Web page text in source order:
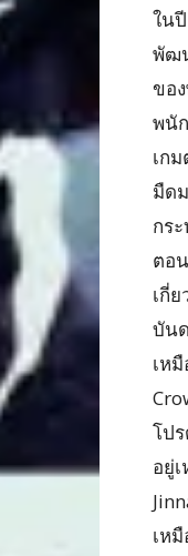
ใน
พัฒ
ขอ
พนั
เก
มืด
กร
ตอ
เกี่
บัน
เห
โป
อยู่
เห